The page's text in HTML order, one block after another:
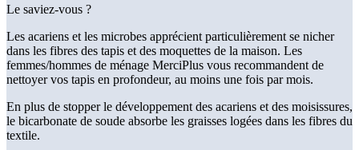
Le saviez-vous ?
Les acariens et les microbes apprécient particulièrement se nicher
dans les fibres des tapis et des moquettes de la maison. Les
femmes/hommes de ménage MerciPlus vous recommandent de
nettoyer vos tapis en profondeur, au moins une fois par mois.
En plus de stopper le développement des acariens et des moisissures,
le bicarbonate de soude absorbe les graisses logées dans les fibres du
textile.